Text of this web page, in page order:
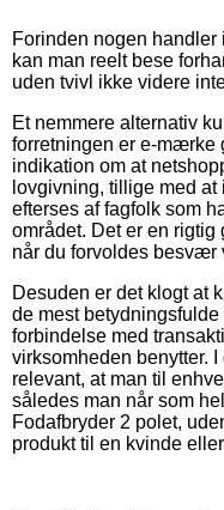
Forinden nogen
kan man reelt bese
uden tvivl ikke videre
Et nemmere alternativ
forretningen er e-mærke
indikation om at
lovgivning, tillige med
efterses af fagfolk som
området. Det er en rigtig
når du forvoldes besvær
Desuden er det klogt at
de mest
forbindelse med
virksomheden benytter.
relevant, at man til
således man når som
Fodafbryder 2 polet,
produkt til en kvinde